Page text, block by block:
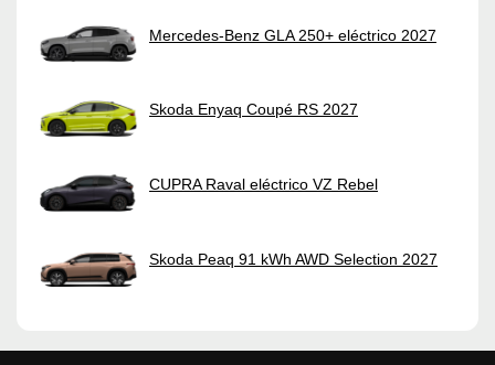
Mercedes-Benz GLA 250+ eléctrico 2027
Skoda Enyaq Coupé RS 2027
CUPRA Raval eléctrico VZ Rebel
Skoda Peaq 91 kWh AWD Selection 2027